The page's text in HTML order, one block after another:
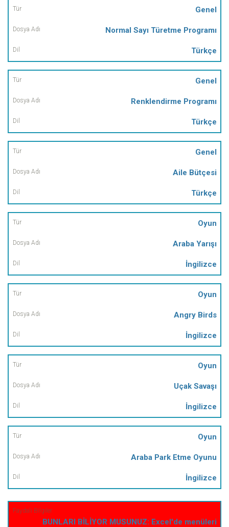
Genel
Normal Sayı Türetme Programı
Türkçe
Genel
Renklendirme Programı
Türkçe
Genel
Aile Bütçesi
Türkçe
Oyun
Araba Yarışı
İngilizce
Oyun
Angry Birds
İngilizce
Oyun
Uçak Savaşı
İngilizce
Oyun
Araba Park Etme Oyunu
İngilizce
BUNLARI BİLİYOR MUSUNUZ: Excel'de menüleri